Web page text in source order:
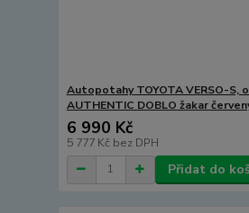
Autopotahy TOYOTA VERSO-S,
AUTHENTIC DOBLO žakar
6 990 Kč
5 777 Kč bez DPH
Přidat do